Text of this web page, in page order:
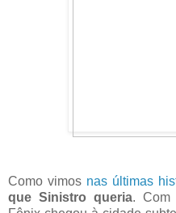
Como vimos nas últimas
que Sinistro queria. Com